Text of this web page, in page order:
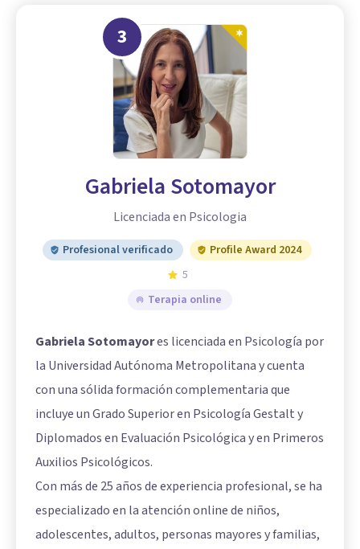
3
Gabriela Sotomayor
Licenciada en Psicologia
Profesional verificado
Profile Award 2024
5
Terapia online
Gabriela Sotomayores licenciada en Psicología por
la Universidad Autónoma Metropolitana y cuenta
con una sólida formación complementaria que
incluye un Grado Superior en Psicología Gestalt y
Diplomados en Evaluación Psicológica y en Primeros
Auxilios Psicológicos.
Con más de 25 años de experiencia profesional, se ha
especializado en la atención online de niños,
adolescentes, adultos, personas mayores y familias,